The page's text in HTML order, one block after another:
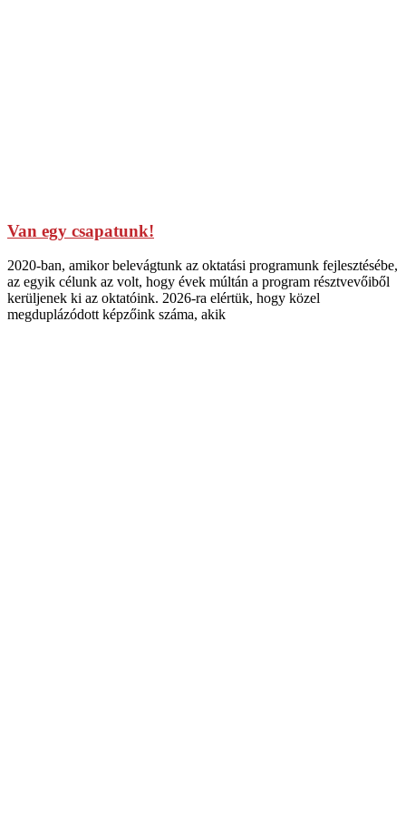
Van egy csapatunk!
2020-ban, amikor belevágtunk az oktatási programunk fejlesztésébe,
az egyik célunk az volt, hogy évek múltán a program résztvevőiből
kerüljenek ki az oktatóink. 2026-ra elértük, hogy közel
megduplázódott képzőink száma, akik